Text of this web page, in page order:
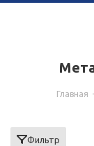
Главная -
Фильтр